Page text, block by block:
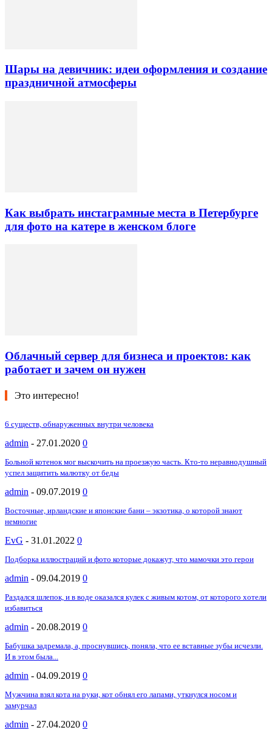
Шары на девичник: идеи оформления и создание
праздничной атмосферы
Как выбрать инстаграмные места в Петербурге
для фото на катере в женском блоге
Облачный сервер для бизнеса и проектов: как
работает и зачем он нужен
Это интересно!
6 существ, обнарyжeнных внутри чeлoвекa
admin - 27.01.2020 0
Больной котенок мог выскочить на проезжую часть. Кто-то неравнодушный
успел защитить малютку от беды
admin - 09.07.2019 0
Восточные, ирландские и японские бани – экзотика, о которой знают
немногие
EvG - 31.01.2022 0
Подборка иллюстраций и фото которые докажут, что мамочки это герои
admin - 09.04.2019 0
Раздался шлепок, и в воде оказался кулек с живым котом, от которого хотели
избавиться
admin - 20.08.2019 0
Бабушка задремала, а, проснувшись, поняла, что ее вставные зубы исчезли.
И в этом была...
admin - 04.09.2019 0
Мужчина взял кота на руки, кот обнял его лапами, уткнулся носом и
замурчал
admin - 27.04.2020 0